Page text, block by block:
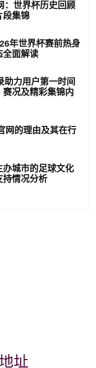
：世界杯历史回顾
段集锦
年世界杯赛前热身
全面解读
助力用户第一时间
况及精彩集锦内
网的理由及其在行
城市的足球文化
持情况分析